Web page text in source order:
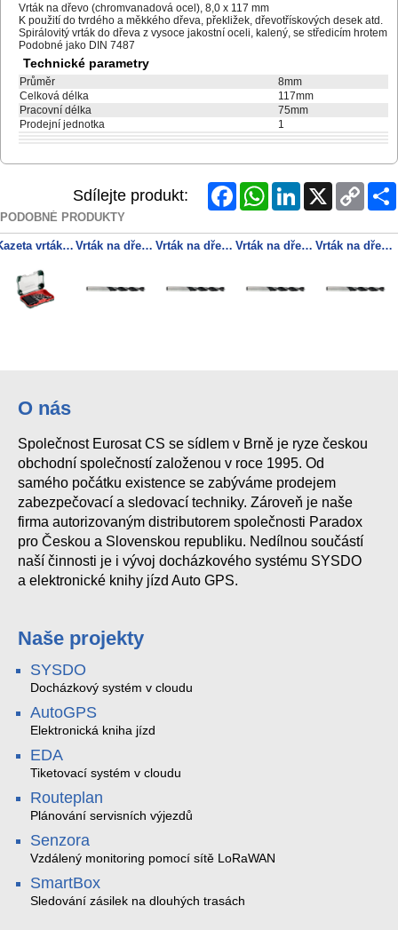
Vrták na dřevo (chromvanadová ocel), 8,0 x 117 mm
K použití do tvrdého a měkkého dřeva, překližek, dřevotřískových desek atd.
Spirálovitý vrták do dřeva z vysoce jakostní oceli, kalený, se středicím hrotem
Podobné jako DIN 7487
Technické parametry
Průměr
8mm
Celková délka
117mm
Pracovní délka
75mm
Prodejní jednotka
1
Sdílejte produkt: FacebookWhatsAppLinkedInX
Copy
Link
PODOBNÉ PRODUKTY
Kazeta vrtáků na dřevo SP, 8dílná Vrták na dřevo (chromvanadová ocel), 11,0 x 142 mm Vrták na dřevo (chromvanadová ocel), 5,0 x 86 mm Vrták na dřevo (chromvanadová ocel), 16,0 x 151 Vrták na dřevo (chromvanadová ocel), 15,0 x 160 mm
O nás
Společnost Eurosat CS se sídlem v Brně je ryze českou
obchodní společností založenou v roce 1995. Od
samého počátku existence se zabýváme prodejem
zabezpečovací a sledovací techniky. Zároveň je naše
firma autorizovaným distributorem společnosti Paradox
pro Českou a Slovenskou republiku. Nedílnou součástí
naší činnosti je i vývoj docházkového systému SYSDO
a elektronické knihy jízd Auto GPS.
Naše projekty
SYSDO
Docházkový systém v cloudu
AutoGPS
Elektronická kniha jízd
EDA
Tiketovací systém v cloudu
Routeplan
Plánování servisních výjezdů
Senzora
Vzdálený monitoring pomocí sítě LoRaWAN
SmartBox
Sledování zásilek na dlouhých trasách